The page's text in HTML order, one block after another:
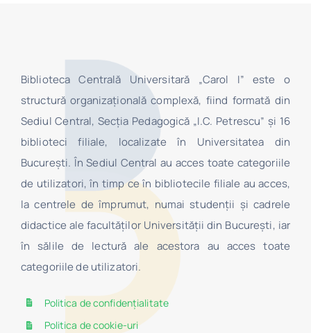
Biblioteca Centrală Universitară „Carol I” este o
structură organizaţională complexă, fiind formată din
Sediul Central, Secţia Pedagogică „I.C. Petrescu” şi 16
biblioteci filiale, localizate în Universitatea din
Bucureşti. În Sediul Central au acces toate categoriile
de utilizatori, în timp ce în bibliotecile filiale au acces,
la centrele de împrumut, numai studenţii şi cadrele
didactice ale facultăților Universității din București, iar
în sălile de lectură ale acestora au acces toate
categoriile de utilizatori.
Politica de confidențialitate
Politica de cookie-uri